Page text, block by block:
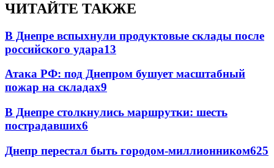
ЧИТАЙТЕ ТАКЖЕ
В Днепре вспыхнули продуктовые склады после
российского удара13
Атака РФ: под Днепром бушует масштабный
пожар на складах9
В Днепре столкнулись маршрутки: шесть
пострадавших6
Днепр перестал быть городом-миллионником625